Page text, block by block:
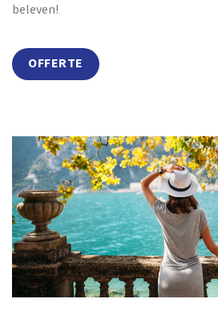
beleven!
OFFERTE